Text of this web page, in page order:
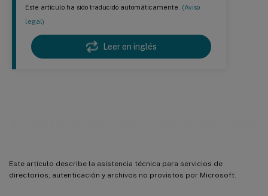
Este artículo ha sido traducido automáticamente. (Aviso
legal)
Leer en inglés
Este artículo describe la asistencia técnica para servicios de
directorios, autenticación y archivos no provistos por Microsoft.